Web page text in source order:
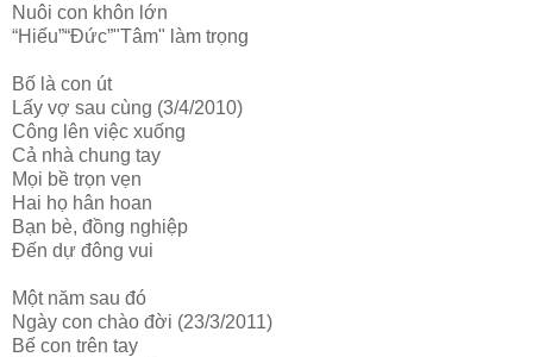
Nuôi con khôn lớn
“Hiếu”“Đức”"Tâm" làm trọng
Bố là con út
Lấy vợ sau cùng (3/4/2010)
Công lên việc xuống
Cả nhà chung tay
Mọi bề trọn vẹn
Hai họ hân hoan
Bạn bè, đồng nghiệp
Đến dự đông vui
Một năm sau đó
Ngày con chào đời (23/3/2011)
Bế con trên tay